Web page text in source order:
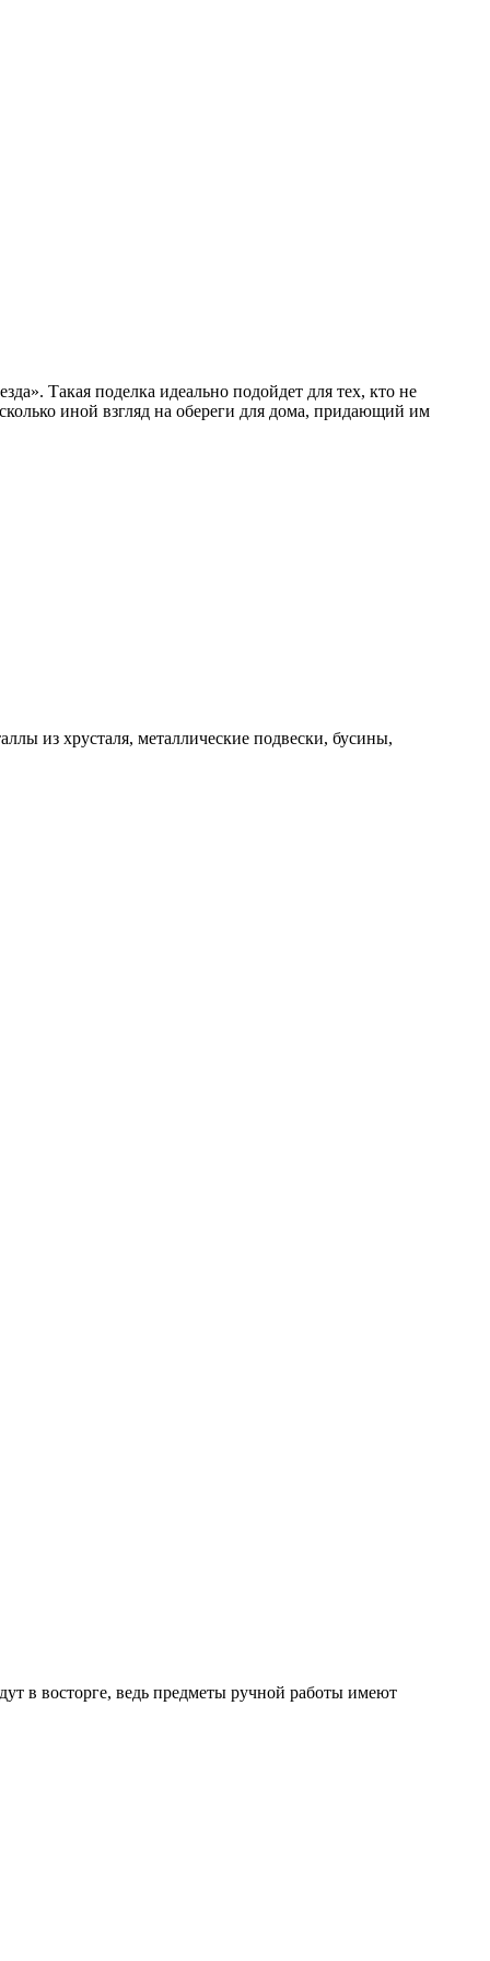
Такая поделка идеально подойдет для тех, кто не
иной взгляд на обереги для дома, придающий им
из хрусталя, металлические подвески, бусины,
в восторге, ведь предметы ручной работы имеют